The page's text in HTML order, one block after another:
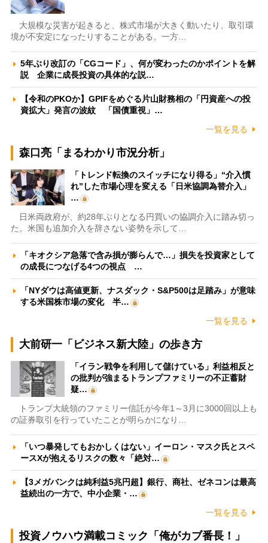
大規模な災害が起きると、株式市場が大きく動いたり、取引環
境が不安定になったりすることがある。一方…
5年ぶり改訂の「CGコード」、何が変わったのかポイントを解
説 企業に成長投資の具体的な説…
【令和のPKOか】GPIFをめぐる片山財務相の「円資産への投
資拡大」発言の波紋 「国債重視」…
一覧を見る
森口亮「まるわかり市況分析」
「トレンド転換のスイッチになり得る」“介入慣
れ”した市場心理を変える「日米協調為替介入」
…
日米両政府が、約28年ぶりとなる円買いの協調介入に踏み切っ
た。米国も追加介入を辞さない姿勢を示して…
「キオクシア急落で含み損が膨らんで…」損失を投資家として
の成長につなげる4つの視点 …
「NYダウは高値更新、ナスダック・S&P500は足踏み」が意味
する米国株市場の変化 半…
一覧を見る
大前研一「ビジネス新大陸」の歩き方
「イラン戦争を利用して儲けている」利益相反と
の批判が強まるトランプファミリーの不正蓄財
疑…
トランプ大統領のファミリー信託が今年1～3月に3000回以上も
の証券取引を行っていたことが明らかになり…
「いつ暴発してもおかしくはない」イーロン・マスク氏とスペ
ースXが抱えるリスクの数々「絶対…
【3メガバンクは純利益5兆円超】銀行、商社、ゼネコンは最高
益続出の一方で、中小企業・…
一覧を見る
投資ノウハウ満載コミック「俺がカブ番長！」